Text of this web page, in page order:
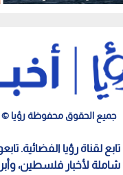
جميع الحقوق محفوظة رؤيا © 2026
لقناة رؤيا الفضائية.
شاملة لأخبار فلسطين،